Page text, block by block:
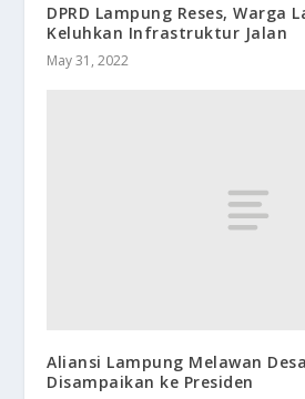
DPRD Lampung Reses, Warga
Keluhkan Infrastruktur Jalan
May 31, 2022
‎Aliansi Lampung Melawan
Disampaikan ke Presiden